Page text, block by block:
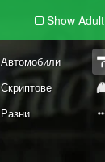
Show Adult
Автомобили
Скриптове
Разни